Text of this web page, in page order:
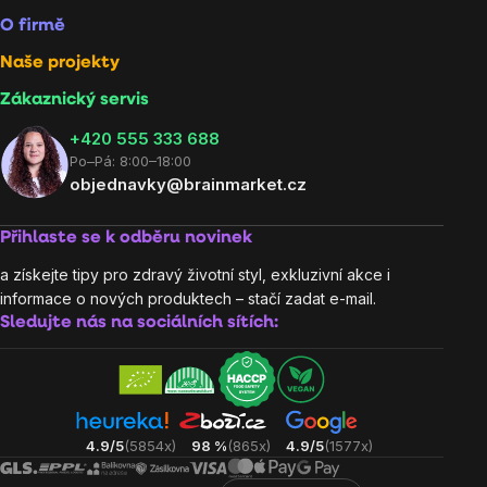
O firmě
Naše projekty
Zákaznický servis
‭+420 555 333 688
Po–Pá: 8:00–18:00
objednavky@brainmarket.cz
Přihlaste se k odběru novinek
a získejte tipy pro zdravý životní styl, exkluzivní akce i
informace o nových produktech – stačí zadat e-mail.
Sledujte nás na sociálních sítích:
4.9/5(5854x) 98 %(865x) 4.9/5(1577x)